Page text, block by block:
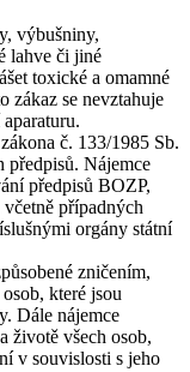
výbušniny,
lahve či jiné
toxické a omamné
zákaz se nevztahuje
č. 133/1985 Sb.
předpisů. Nájemce
předpisů BOZP,
případných
orgány státní
zničením,
které jsou
Dále nájemce
životě všech osob,
v souvislosti s jeho